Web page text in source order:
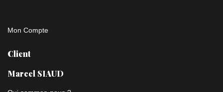
Mon Compte
Client
Marcel SIAUD